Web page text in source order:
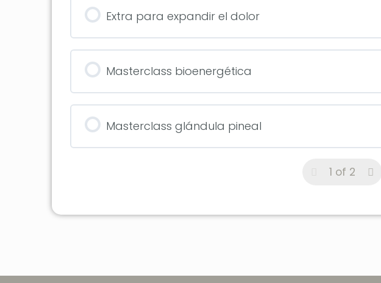
Extra para expandir el dolor
Masterclass bioenergética
Masterclass glándula pineal
1 of 2